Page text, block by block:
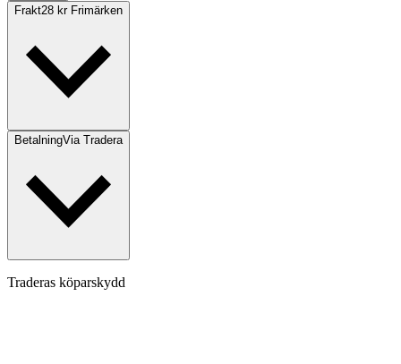
Frakt28 kr Frimärken
BetalningVia Tradera
Traderas köparskydd